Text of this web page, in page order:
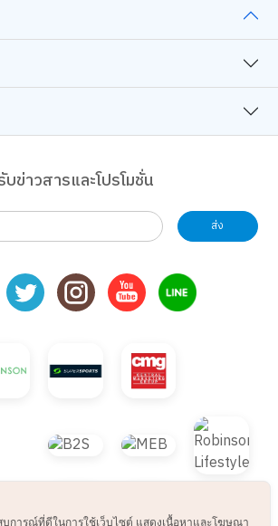
บข่าวสารและโปรโมชั่น
ส่ง
บการณ์ที่ดีในการใช้เว็บไซต์ แสดงเนื้อหาและโฆษณา